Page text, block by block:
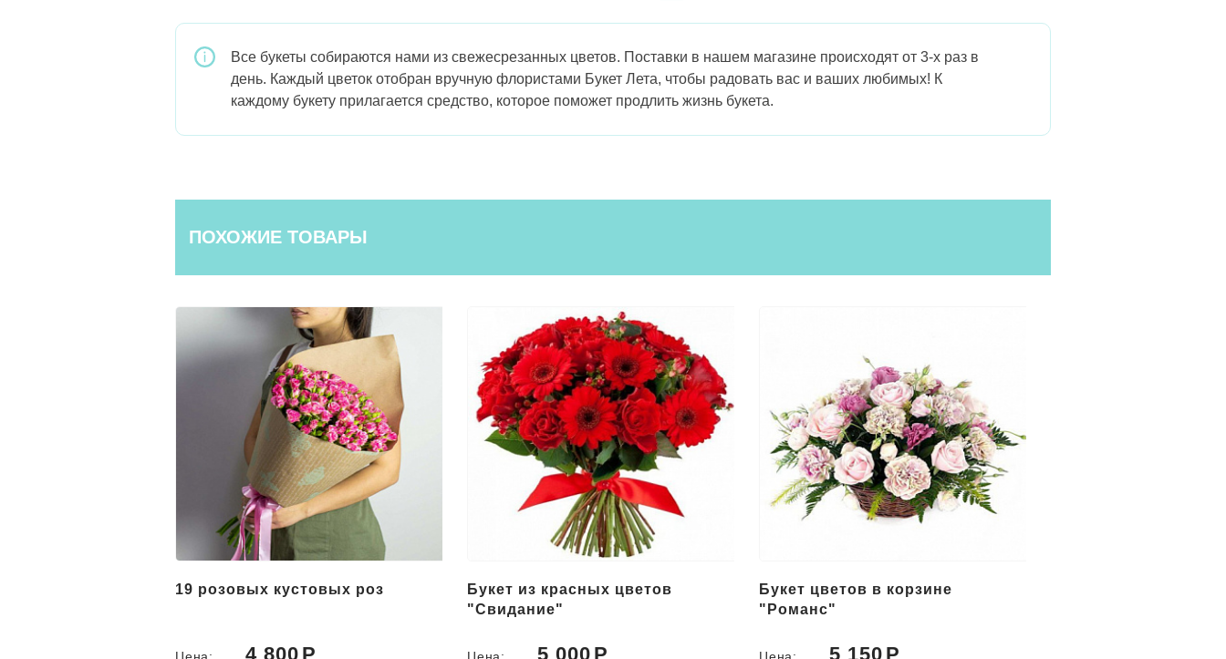
Все букеты собираются нами из свежесрезанных цветов. Поставки в нашем магазине происходят от 3-х раз в
день. Каждый цветок отобран вручную флористами Букет Лета, чтобы радовать вас и ваших любимых! К
каждому букету прилагается средство, которое поможет продлить жизнь букета.
ПОХОЖИЕ ТОВАРЫ
19 розовых кустовых роз
4 800
Букет из красных цветов
"Свидание"
5 000
Букет цветов в корзине
"Романс"
5 150